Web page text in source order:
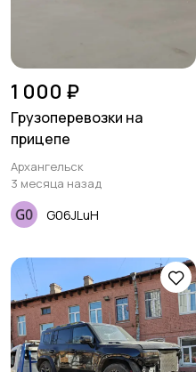
1 000 ₽
Грузоперевозки на
прицепе
Архангельск
3 месяца назад
G06JLuH